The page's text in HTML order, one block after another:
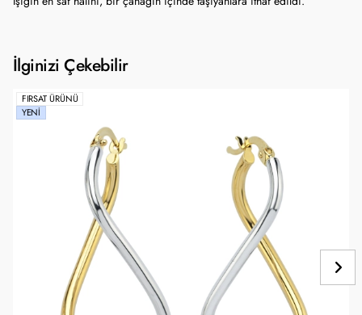
İlginizi Çekebilir
FIRSAT ÜRÜNÜ
YENI